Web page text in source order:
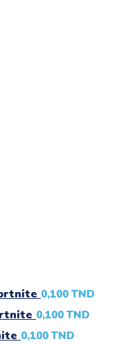
0,100 TND
0,100 TND
0,100 TND